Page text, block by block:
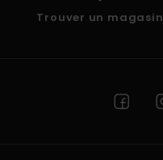
Trouver un magasin